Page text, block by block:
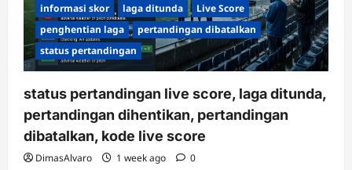
informasi skor laga ditunda
Live Score
penghentian laga
pertandingan dibatalkan
status pertandingan
status pertandingan live score, laga ditunda,
pertandingan dihentikan, pertandingan
dibatalkan, kode live score
DimasAlvaro 1 week ago 0